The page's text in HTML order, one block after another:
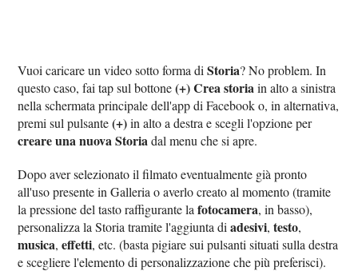
Vuoi caricare un video sotto forma diStoria? No problem. In
questo caso, fai tap sul bottone(+) Crea storiain alto a sinistra
nella schermata principale dell'app di Facebook o, in alternativa,
premi sul pulsante‌(+)in alto a destra e scegli l'opzione per
creare una nuova Storiadal menu che si apre.
Dopo aver selezionato il filmato eventualmente già pronto
all'uso presente in Galleria o averlo creato al momento (tramite
la pressione del tasto raffigurante lafotocamera, in basso),
personalizza la Storia tramite l'aggiunta diadesivi,testo,
musica,effetti, etc. (basta pigiare sui pulsanti situati sulla destra
e scegliere l'elemento di personalizzazione che più preferisci).